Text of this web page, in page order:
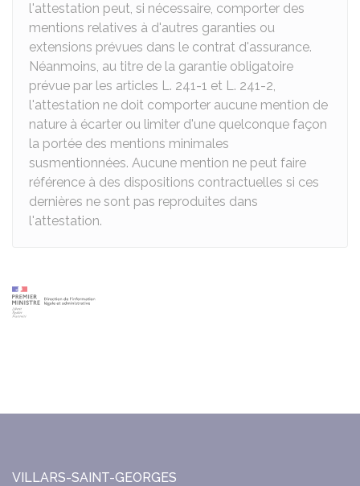
l'attestation peut, si nécessaire, comporter des
mentions relatives à d'autres garanties ou
extensions prévues dans le contrat d'assurance.
Néanmoins, au titre de la garantie obligatoire
prévue par les articles L. 241-1 et L. 241-2,
l'attestation ne doit comporter aucune mention de
nature à écarter ou limiter d'une quelconque façon
la portée des mentions minimales
susmentionnées. Aucune mention ne peut faire
référence à des dispositions contractuelles si ces
dernières ne sont pas reproduites dans
l'attestation.
VILLARS-SAINT-GEORGES